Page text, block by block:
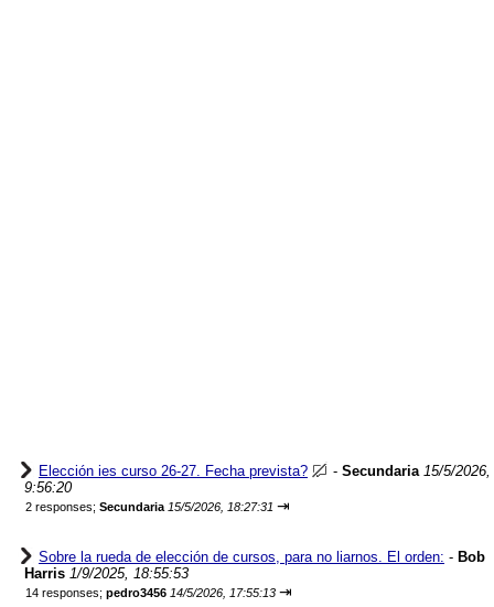
Elección ies curso 26-27. Fecha prevista? - Secundaria 15/5/2026,
9:56:20
2 responses; Secundaria 15/5/2026, 18:27:31 ⇥
Sobre la rueda de elección de cursos, para no liarnos. El orden: - Bob
Harris 1/9/2025, 18:55:53
14 responses; pedro3456 14/5/2026, 17:55:13 ⇥